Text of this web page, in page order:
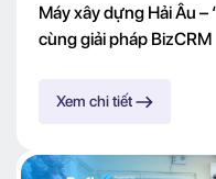
Máy xây dựng Hải Âu
cùng giải pháp BizCRM
Xem chi tiết